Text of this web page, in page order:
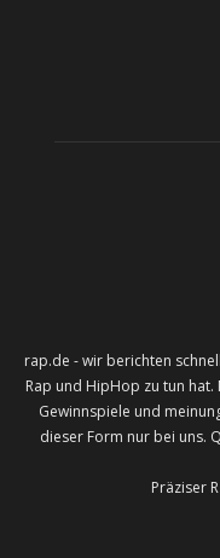
rap.de - wir berichten
Rap und HipHop zu tun hat.
Gewinnspiele und
dieser Form nur bei uns.
Präziser